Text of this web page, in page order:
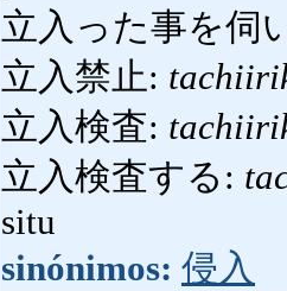
立入った事を伺
立入禁止:
立入検査:
立入検査する:
situ
sinónimos: 侵入